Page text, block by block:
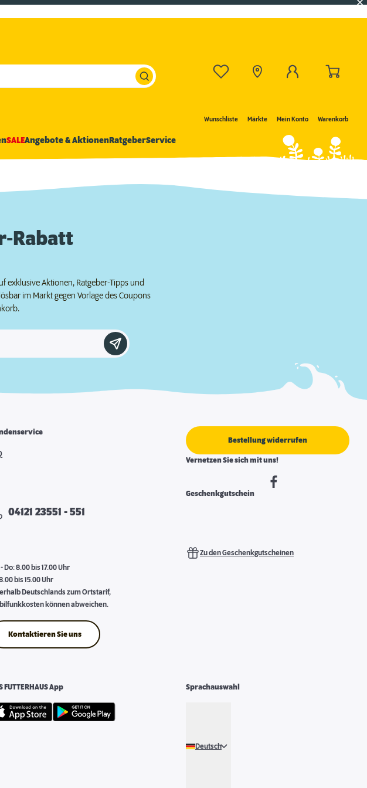
Wunschliste Märkte Mein Konto Warenkorb
SALEAngebote & AktionenRatgeberService
Rabatt
exklusive Aktionen, Ratgeber-Tipps und
im Markt gegen Vorlage des Coupons
04121 23551 - 551
- Do: 8.00 bis 17.00 Uhr
bis 15.00 Uhr
Deutschlands zum Ortstarif,
können abweichen.
Kontaktieren Sie uns
Bestellung widerrufen
Vernetzen Sie sich mit uns!
Geschenkgutschein
Zu den Geschenkgutscheinen
FUTTERHAUS App Sprachauswahl
Deutsch